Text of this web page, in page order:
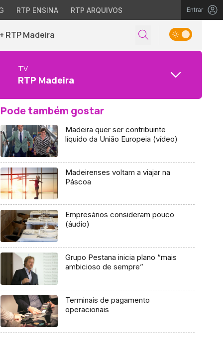
RTP ENSINA RTP ARQUIVOS Entrar
+ RTP Madeira
TV
RTP Madeira
Pode também gostar
Madeira quer ser contribuinte
líquido da União Europeia (vídeo)
Madeirenses voltam a viajar na
Páscoa
Empresários consideram pouco
(áudio)
Grupo Pestana inicia plano “mais
ambicioso de sempre”
Terminais de pagamento
operacionais